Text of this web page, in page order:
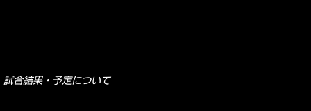
試合結果・予定について